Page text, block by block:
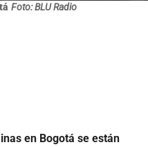
Foto: BLU Radio
en Bogotá se están